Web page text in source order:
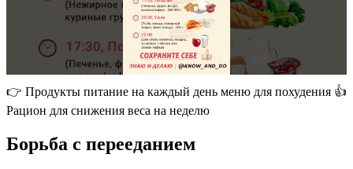
👉 Продукты питание на каждый день меню для похудения 👍
Рацион для снижения веса на неделю
Борьба с перееданием